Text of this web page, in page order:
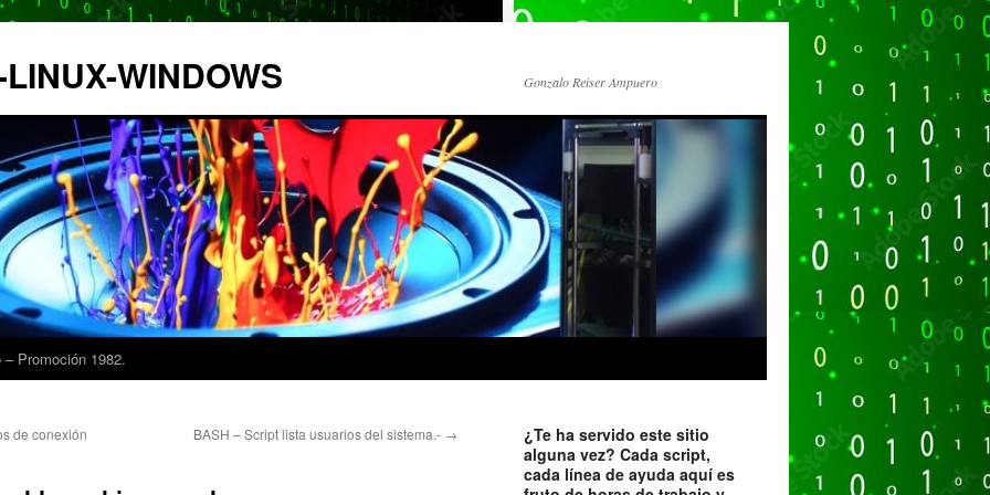
WINDOWS Gonzalo Reiser Ampuero
Promoción 1982.
de conexión
BASH – Script lista usuarios del sistema.- →
¿Te ha servido este sitio
alguna vez? Cada script,
cada línea de ayuda aquí es